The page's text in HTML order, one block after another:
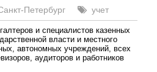
Петербург учет
и специалистов казенных
власти и местного
автономных учреждений, всех
аудиторов и работников